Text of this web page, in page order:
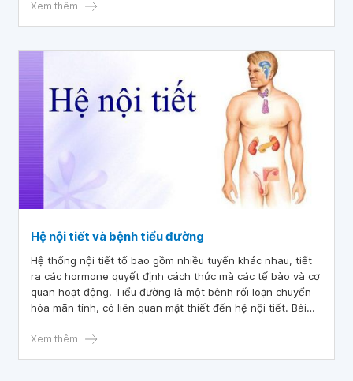
hoàn (nếu là đàn ông) nằm trong vùng xương chậu.
Xem thêm
Hệ nội tiết và bệnh tiểu đường
Hệ thống nội tiết tố bao gồm nhiều tuyến khác nhau, tiết
ra các hormone quyết định cách thức mà các tế bào và cơ
quan hoạt động. Tiểu đường là một bệnh rối loạn chuyển
hóa mãn tính, có liên quan mật thiết đến hệ nội tiết. Bài
liên quan của nó với bệnh tiểu đường.
Xem thêm